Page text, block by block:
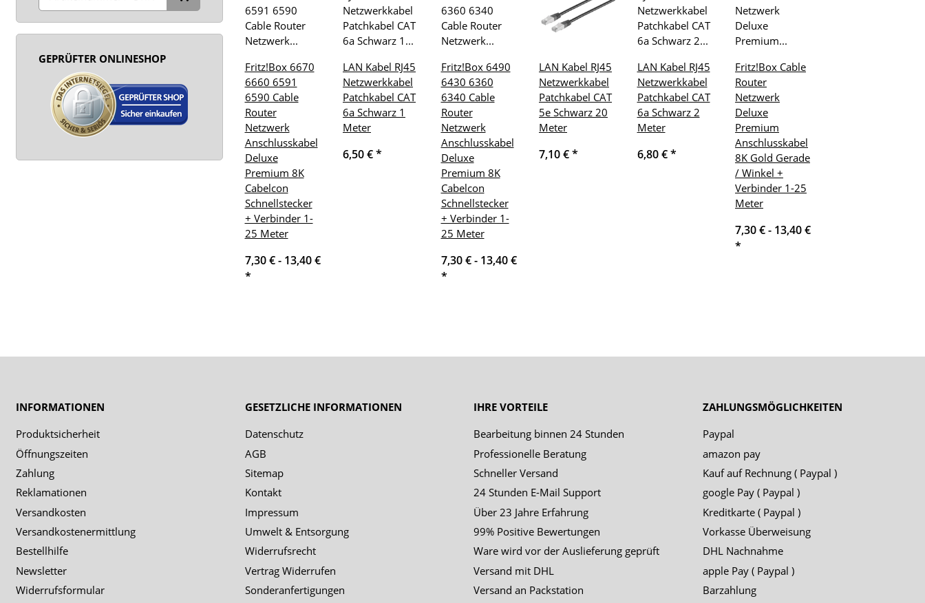
Fritz!Box 6670
6660 6591
6590 Cable
Router
Netzwerk
Anschlusskabel
Deluxe
Premium 8K
Cabelcon
Schnellstecker
+ Verbinder 1-
25 Meter
7,30 € - 13,40 €
*
LAN Kabel RJ45
Netzwerkkabel
Patchkabel CAT
6a Schwarz 1
Meter
6,50 €*
Fritz!Box 6490
6430 6360
6340 Cable
Router
Netzwerk
Anschlusskabel
Deluxe
Premium 8K
Cabelcon
Schnellstecker
+ Verbinder 1-
25 Meter
7,30 € - 13,40 €
*
LAN Kabel RJ45
Netzwerkkabel
Patchkabel CAT
5e Schwarz 20
Meter
7,10 €*
LAN Kabel RJ45
Netzwerkkabel
Patchkabel CAT
6a Schwarz 2
Meter
6,80 €*
Fritz!Box Cable
Router
Netzwerk
Deluxe
Premium
Anschlusskabel
8K Gold Gerade
/ Winkel +
Verbinder 1-25
Meter
7,30 € - 13,40 €
*
GEPRÜFTER ONLINESHOP
INFORMATIONEN
Produktsicherheit
Öffnungszeiten
Zahlung
Reklamationen
Versandkosten
Versandkostenermittlung
Bestellhilfe
Newsletter
Widerrufsformular
GESETZLICHE INFORMATIONEN
Datenschutz
AGB
Sitemap
Kontakt
Impressum
Umwelt & Entsorgung
Widerrufsrecht
Vertrag Widerrufen
Sonderanfertigungen
IHRE VORTEILE
Bearbeitung binnen 24 Stunden
Professionelle Beratung
Schneller Versand
24 Stunden E-Mail Support
Über 23 Jahre Erfahrung
99% Positive Bewertungen
Ware wird vor der Auslieferung geprüft
Versand mit DHL
Versand an Packstation
ZAHLUNGSMÖGLICHKEITEN
Paypal
amazon pay
Kauf auf Rechnung ( Paypal )
google Pay ( Paypal )
Kreditkarte ( Paypal )
Vorkasse Überweisung
DHL Nachnahme
apple Pay ( Paypal )
Barzahlung